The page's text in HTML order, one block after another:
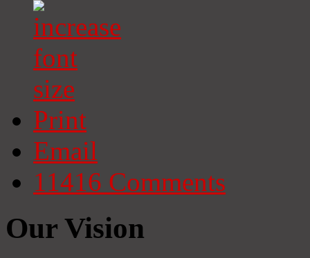
Print
Email
11416 Comments
Our Vision